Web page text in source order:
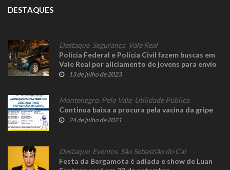
DESTAQUES
Destaque, Segurança, Vale Real
Polícia Federal e Polícia Civil fazem buscas em
Vale Real por aliciamento de jovens para envio
de droga para a Europa
13 de julho de 2023
Montenegro Pelo Vale, Utilidade Pública
Continua baixa a procura pela vacina da gripe
24 de julho de 2021
Destaque, Eventos, São Sebastião do Caí
Festa da Bergamota é adiada e show de Luan